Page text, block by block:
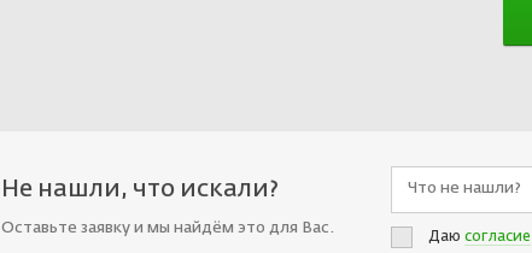
Не нашли, что искали?
Оставьте заявку и мы найдём это для Вас.
Даю согласие